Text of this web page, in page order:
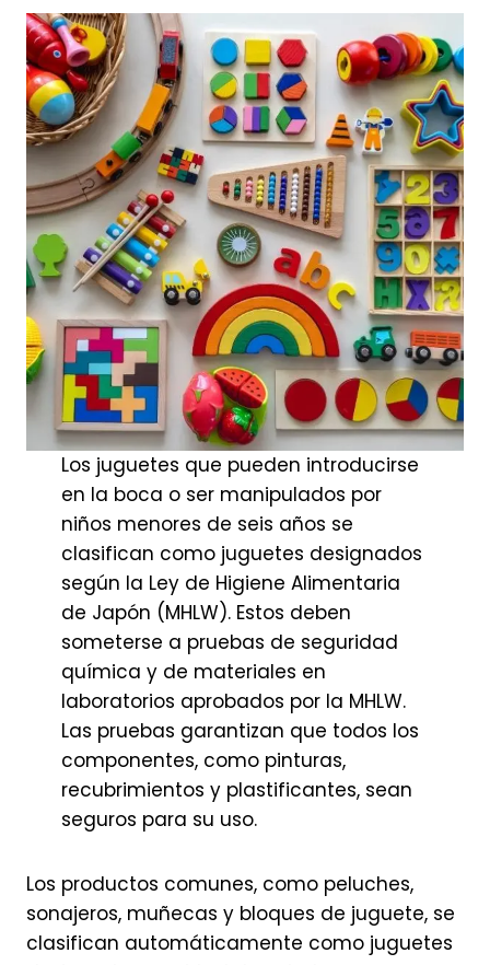
Los juguetes que pueden introducirse
en la boca o ser manipulados por
niños menores de seis años se
clasifican como juguetes designados
según la Ley de Higiene Alimentaria
de Japón (MHLW). Estos deben
someterse a pruebas de seguridad
química y de materiales en
laboratorios aprobados por la MHLW.
Las pruebas garantizan que todos los
componentes, como pinturas,
recubrimientos y plastificantes, sean
seguros para su uso.
Los productos comunes, como peluches,
sonajeros, muñecas y bloques de juguete, se
clasifican automáticamente como juguetes